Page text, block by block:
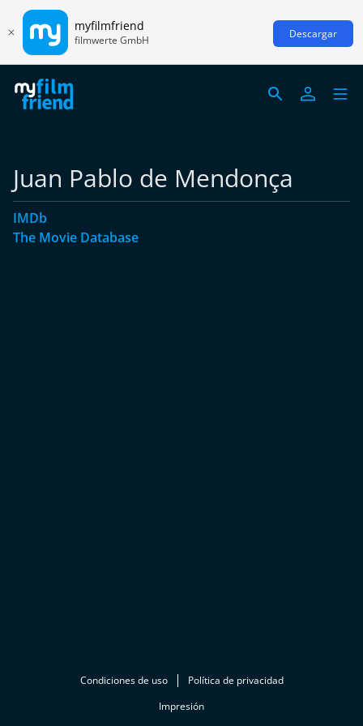
myfilmfriend
filmwerte GmbH Descargar
Juan Pablo de Mendonça
IMDb
The Movie Database
Condiciones de uso
Política de privacidad
Impresión